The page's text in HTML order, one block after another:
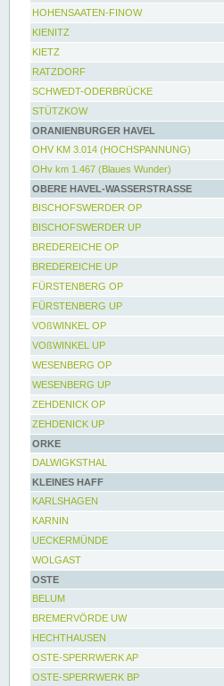
HOHENSAATEN-FINOW
KIENITZ
KIETZ
RATZDORF
SCHWEDT-ODERBRÜCKE
STÜTZKOW
ORANIENBURGER HAVEL
OHV KM 3.014 (HOCHSPANNUNG)
OHv km 1.467 (Blaues Wunder)
OBERE HAVEL-WASSERSTRASSE
BISCHOFSWERDER OP
BISCHOFSWERDER UP
BREDEREICHE OP
BREDEREICHE UP
FÜRSTENBERG OP
FÜRSTENBERG UP
VOßWINKEL OP
VOßWINKEL UP
WESENBERG OP
WESENBERG UP
ZEHDENICK OP
ZEHDENICK UP
ORKE
DALWIGKSTHAL
KLEINES HAFF
KARLSHAGEN
KARNIN
UECKERMÜNDE
WOLGAST
OSTE
BELUM
BREMERVÖRDE UW
HECHTHAUSEN
OSTE-SPERRWERK AP
OSTE-SPERRWERK BP